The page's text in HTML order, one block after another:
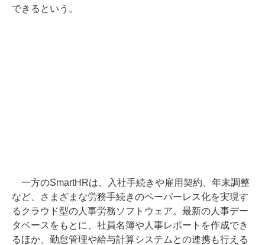
できるという。
一方のSmartHRは、入社手続きや雇用契約、年末調整
など、さまざまな労務手続きのペーパーレス化を実現す
るクラウド型の人事労務ソフトウェア。最新の人事デー
タベースをもとに、社員名簿や人事レポートを作成でき
るほか、勤怠管理や給与計算システムとの連携も行える